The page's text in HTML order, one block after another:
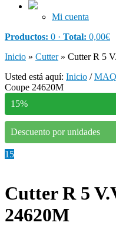
Mi cuenta
Productos: 0 · Total: 0,00€
Inicio » Cutter» Cutter R 5
Usted está aquí: Inicio /
Coupe 24620M
15%
Descuento por unidades
15
Cutter R 5
24620M